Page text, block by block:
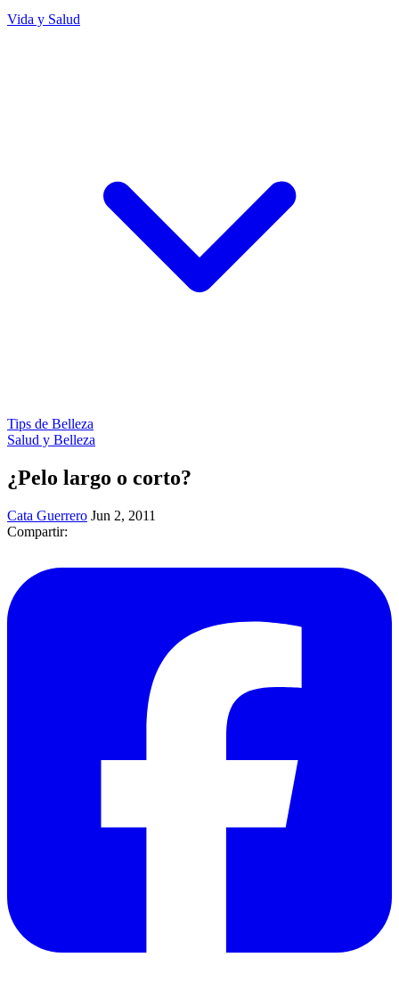
Vida y Salud
Tips de Belleza
Salud y Belleza
¿Pelo largo o corto?
Cata Guerrero Jun 2, 2011
Compartir: